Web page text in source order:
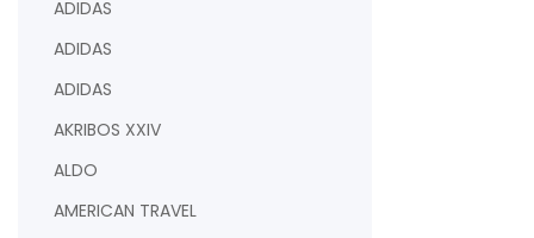
ADIDAS
ADIDAS
ADIDAS
AKRIBOS XXIV
ALDO
AMERICAN TRAVEL